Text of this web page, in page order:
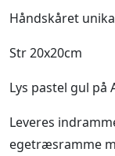
Håndskåret
Str 20x20cm
Lys pastel gul på
Leveres
egetræsramme